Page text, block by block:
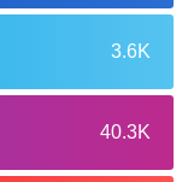
3.6K
40.3K